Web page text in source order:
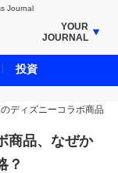
Journal
YOUR
JOURNAL
JOURNAL
ディズニーコラボ商品
商品、なぜか
？
投資